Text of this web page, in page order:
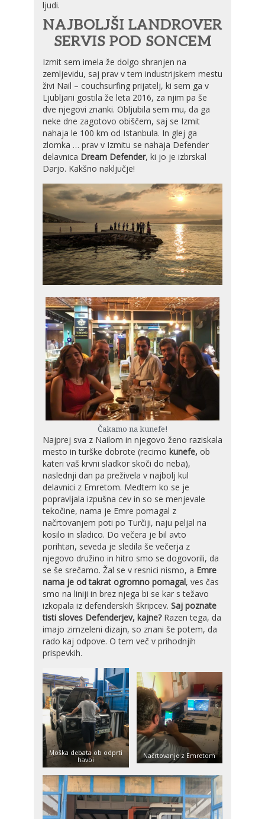
ljudi.
NAJBOLJŠI LANDROVER
SERVIS POD SONCEM
Izmit sem imela že dolgo shranjen na
zemljevidu, saj prav v tem industrijskem mestu
živi Nail – couchsurfing prijatelj, ki sem ga v
Ljubljani gostila že leta 2016, za njim pa še
dve njegovi znanki. Obljubila sem mu, da ga
neke dne zagotovo obiščem, saj se Izmit
nahaja le 100 km od Istanbula. In glej ga
zlomka … prav v Izmitu se nahaja Defender
delavnica Dream Defender, ki jo je izbrskal
Darjo. Kakšno naključje!
Čakamo na kunefe!
Najprej sva z Nailom in njegovo ženo raziskala
mesto in turške dobrote (recimo kunefe, ob
kateri vaš krvni sladkor skoči do neba),
naslednji dan pa preživela v najbolj kul
delavnici z Emretom. Medtem ko se je
popravljala izpušna cev in so se menjevale
tekočine, nama je Emre pomagal z
načrtovanjem poti po Turčiji, naju peljal na
kosilo in sladico. Do večera je bil avto
porihtan, seveda je sledila še večerja z
njegovo družino in hitro smo se dogovorili, da
se še srečamo. Žal se v resnici nismo, a Emre
nama je od takrat ogromno pomagal, ves čas
smo na liniji in brez njega bi se kar s težavo
izkopala iz defenderskih škripcev. Saj poznate
tisti sloves Defenderjev, kajne?Razen tega, da
imajo zimzeleni dizajn, so znani še potem, da
rado kaj odpove. O tem več v prihodnjih
prispevkih.
Moška debata ob odprti
havbi
Načrtovanje z Emretom